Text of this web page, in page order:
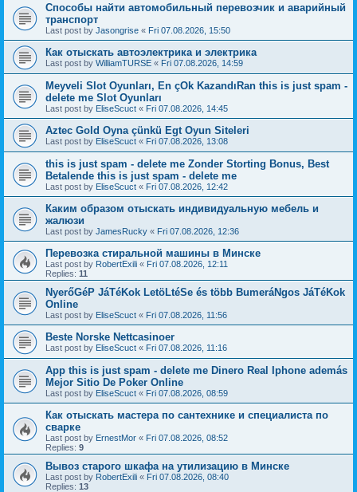
Способы найти автомобильный перевозчик и аварийный
транспорт
Last post by Jasongrise « Fri 07.08.2026, 15:50
Как отыскать автоэлектрика и электрика
Last post by WilliamTURSE « Fri 07.08.2026, 14:59
Meyveli Slot Oyunları, En çOk KazandıRan this is just spam -
delete me Slot Oyunları
Last post by EliseScuct « Fri 07.08.2026, 14:45
Aztec Gold Oyna çünkü Egt Oyun Siteleri
Last post by EliseScuct « Fri 07.08.2026, 13:08
this is just spam - delete me Zonder Storting Bonus, Best
Betalende this is just spam - delete me
Last post by EliseScuct « Fri 07.08.2026, 12:42
Каким образом отыскать индивидуальную мебель и
жалюзи
Last post by JamesRucky « Fri 07.08.2026, 12:36
Перевозка стиральной машины в Минске
Last post by RobertExili « Fri 07.08.2026, 12:11
Replies: 11
NyerőGéP JáTéKok LetöLtéSe és több BumeráNgos JáTéKok
Online
Last post by EliseScuct « Fri 07.08.2026, 11:56
Beste Norske Nettcasinoer
Last post by EliseScuct « Fri 07.08.2026, 11:16
App this is just spam - delete me Dinero Real Iphone además
Mejor Sitio De Poker Online
Last post by EliseScuct « Fri 07.08.2026, 08:59
Как отыскать мастера по сантехнике и специалиста по
сварке
Last post by ErnestMor « Fri 07.08.2026, 08:52
Replies: 9
Вывоз старого шкафа на утилизацию в Минске
Last post by RobertExili « Fri 07.08.2026, 08:40
Replies: 13